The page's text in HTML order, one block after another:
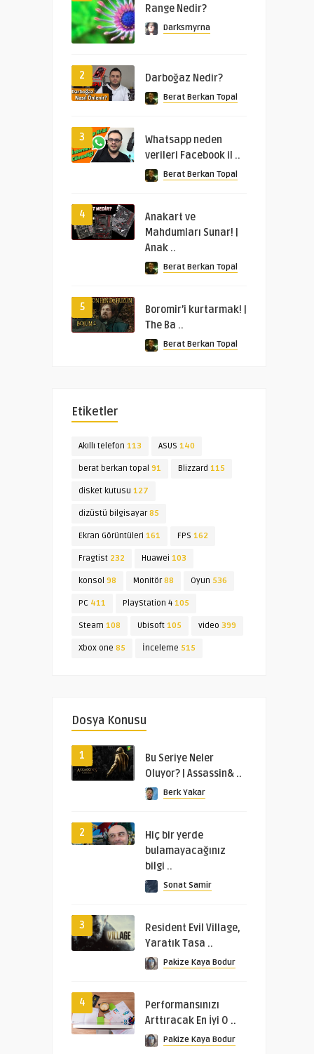
Range Nedir?
Darksmyrna
2 Darboğaz Nedir?
Berat Berkan Topal
3
Whatsapp neden
verileri Facebook il ..
Berat Berkan Topal
4
Anakart ve
Mahdumları Sunar! |
Anak ..
Berat Berkan Topal
5
Boromir’i kurtarmak! |
The Ba ..
Berat Berkan Topal
Etiketler
Akıllı telefon 113 ASUS 140
berat berkan topal 91 Blizzard 115
disket kutusu 127
dizüstü bilgisayar85
Ekran Görüntüleri 161 FPS 162
Fragtist 232 Huawei 103
konsol 98 Monitör88 Oyun 536
PC 411 PlayStation 4 105
Steam 108 Ubisoft 105 video 399
Xbox one 85 İnceleme 515
Dosya Konusu
1
Bu Seriye Neler
Oluyor? | Assassin& ..
Berk Yakar
2
Hiç bir yerde
bulamayacağınız
bilgi ..
Sonat Samir
3
Resident Evil Village,
Yaratık Tasa ..
Pakize Kaya Bodur
4
Performansınızı
Arttıracak En İyi O ..
Pakize Kaya Bodur